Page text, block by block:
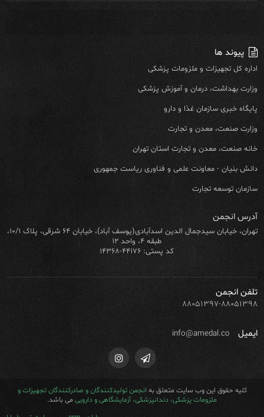
پیوند ها
اداره کل تجهیزات و ملزومات پزشکی
وزارت بهداشت، درمان و آموزش پزشکی
پایگاه خبری سازمان غذا و دارو
وزارت صنعت، معدن و تجارت
خانه صنعت، معدن و تجارت استان تهران
دانش بنیان - معاونت علمی و فناوری ریاست جمهوری
سازمان توسعه تجارت
آدرس انجمن
تهران، خیابان سیدجمال الدین اسدآبادی(یوسف آباد)، خیابان ۶۴ شرقی، پلاک ۱۰/۱،
طبقه ۴، واحد ۱۲
کد پستی: ۴۴۱۷۶-۱۴۳۶۸
تلفن انجمن
۸۸۰۵۱۳۹۷-۸۸۰۵۱۳۹۸
ایمیل info@amedal.co
کلیه حقوق این وب سایت متعلق بهانجمن تولیدکنندگان و صادرکنندگان تجهیزات و
ملزومات پزشکی، دندانپزشکی، آزمایشگاهی و دارویی می باشد.